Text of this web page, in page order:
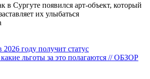
в Сургуте появился арт-объект, который
их улыбаться